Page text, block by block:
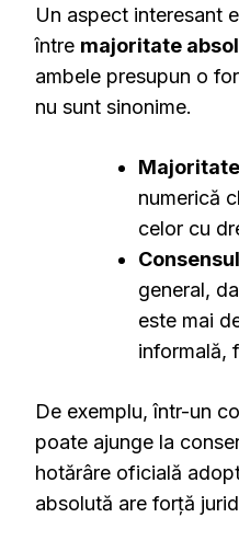
Un aspect interesant
între majoritate
ambele presupun o
nu sunt sinonime.
numerică
celor cu
Consensul
general,
este mai
informală,
De exemplu, într-un
poate ajunge la
hotărâre oficială
absolută are forță